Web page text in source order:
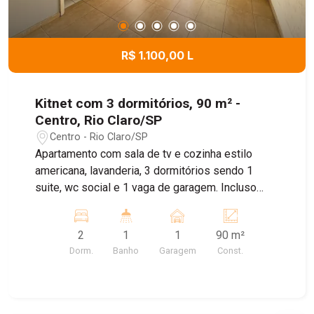
R$ 1.100,00 L
Kitnet com 3 dormitórios, 90 m² -
Centro, Rio Claro/SP
Centro - Rio Claro/SP
Apartamento com sala de tv e cozinha estilo
americana, lavanderia, 3 dormitórios sendo 1
suite, wc social e 1 vaga de garagem. Incluso
2
Dorm.
1
Banho
1
Garagem
90 m²
Const.